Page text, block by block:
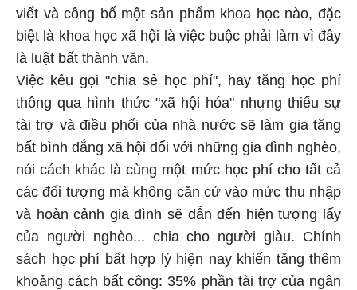
viết và công bố một sản phẩm khoa học nào, đặc
biệt là khoa học xã hội là việc buộc phải làm vì đây
là luật bất thành văn.
Việc kêu gọi "chia sẻ học phí", hay tăng học phí
thông qua hình thức "xã hội hóa" nhưng thiếu sự
tài trợ và điều phối của nhà nước sẽ làm gia tăng
bất bình đẳng xã hội đối với những gia đình nghèo,
nói cách khác là cùng một mức học phí cho tất cả
các đối tượng mà không căn cứ vào mức thu nhập
và hoàn cảnh gia đình sẽ dẫn đến hiện tượng lấy
của người nghèo... chia cho người giàu. Chính
sách học phí bất hợp lý hiện nay khiến tăng thêm
khoảng cách bất công: 35% phần tài trợ của ngân